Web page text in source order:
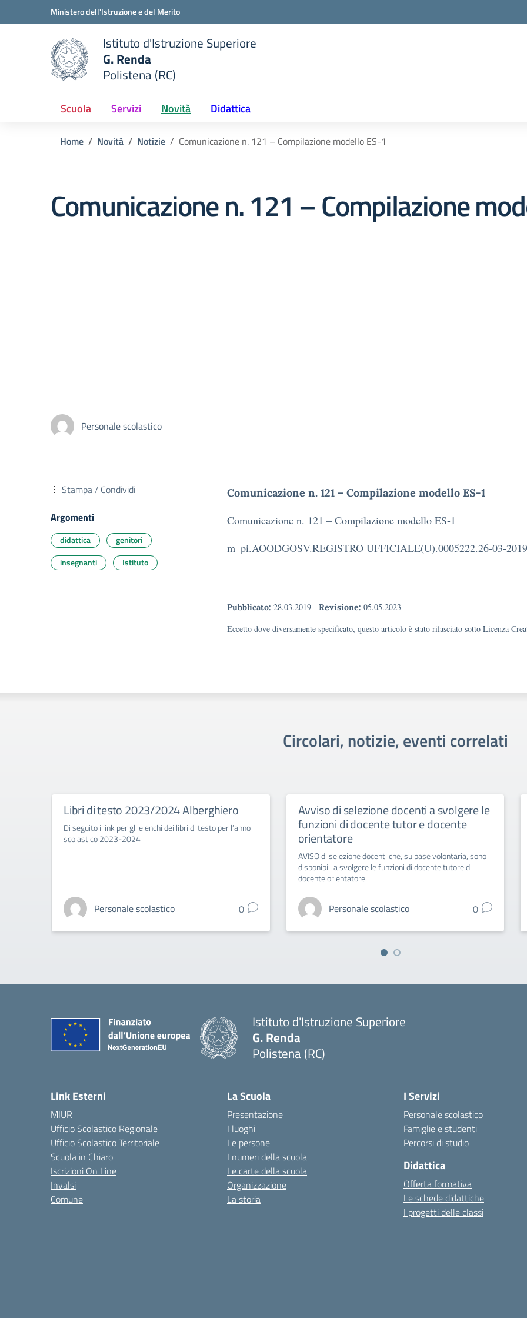
Vai ai contenuti
Vai al menu di navigazioneMinistero dell'Istruzione e del Merito
scuola
Istituto d'Istruzione Superiore
G. Renda
Polistena (RC)
Scuola Servizi Novità Didattica
Home Novità Notizie Comunicazione n. 121 – Compilazione modello ES-1
Comunicazione n. 121 – Compilazione
Personale scolastico
Comunicazione n. 121 – Compilazione modello ES-1
Comunicazione n. 121 – Compilazione modello ES-1
m_pi.AOODGOSV.REGISTRO UFFICIALE(U).0005222.26-03-2019
Pubblicato: 28.03.2019 - Revisione: 05.05.2023
Eccetto dove diversamente specificato, questo articolo è stato rilasciato sotto Licenza
Stampa / Condividi
Argomenti
didattica
genitori
insegnanti
Istituto
Circolari, notizie, eventi correlati
Libri di testo 2023/2024 Alberghiero
Di seguito i link per gli elenchi dei libri di testo per l’anno
scolastico 2023-2024
Personale scolastico 0
Avviso di selezione docenti a svolgere le
funzioni di docente tutor e docente
orientatore
AVISO di selezione docenti che, su base volontaria, sono
disponibili a svolgere le funzioni di docente tutore di
docente orientatore.
Personale scolastico 0
Istituto d'Istruzione Superiore
G. Renda
Polistena (RC)
Link Esterni
MIUR
Ufficio Scolastico Regionale
Ufficio Scolastico Territoriale
Scuola in Chiaro
Iscrizioni On Line
Invalsi
Comune
La Scuola
Presentazione
I luoghi
Le persone
I numeri della scuola
Le carte della scuola
Organizzazione
La storia
I Servizi
Personale scolastico
Famiglie e studenti
Percorsi di studio
Didattica
Offerta formativa
Le schede didattiche
I progetti delle classi